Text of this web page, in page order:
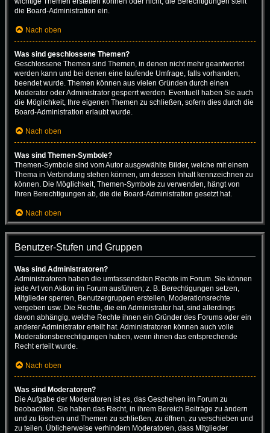
die Board-Administration ein.
Nach oben
Was sind geschlossene Themen?
Geschlossene Themen sind Themen, in denen nicht mehr geantwortet
werden kann und bei denen eine laufende Umfrage, falls vorhanden,
beendet wurde. Themen können aus vielen Gründen durch einen
Moderator oder Administrator gesperrt werden. Eventuell haben Sie auch
die Möglichkeit, Ihre eigenen Themen zu schließen, sofern dies durch die
Board-Administration erlaubt wurde.
Nach oben
Was sind Themen-Symbole?
Themen-Symbole sind vom Autor ausgewählte Bilder, welche mit einem
Thema in Verbindung stehen können, um dessen Inhalt kennzeichnen zu
können. Die Möglichkeit, Themen-Symbole zu verwenden, hängt von
Ihren Berechtigungen ab, die die Board-Administration gesetzt hat.
Nach oben
Benutzer-Stufen und Gruppen
Was sind Administratoren?
Administratoren haben die umfassendsten Rechte im Forum. Sie können
jede Art von Aktion im Forum ausführen; z. B. Berechtigungen setzen,
Mitglieder sperren, Benutzergruppen erstellen, Moderationsrechte
vergeben usw. Die Rechte, die ein Administrator hat, sind allerdings
davon abhängig, welche Rechte ihnen ein Gründer des Forums oder ein
anderer Administrator erteilt hat. Administratoren können auch volle
Moderationsberechtigungen haben, wenn ihnen das entsprechende
Recht erteilt wurde.
Nach oben
Was sind Moderatoren?
Die Aufgabe der Moderatoren ist es, das Geschehen im Forum zu
beobachten. Sie haben das Recht, in ihrem Bereich Beiträge zu ändern
und zu löschen und Themen zu schließen, zu öffnen, zu verschieben und
zu teilen. Üblicherweise verhindern Moderatoren, dass Mitglieder